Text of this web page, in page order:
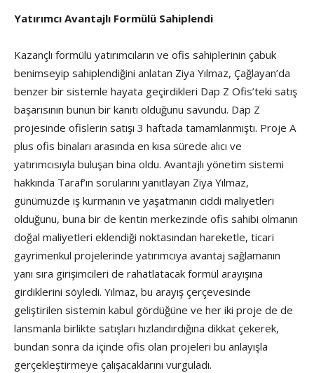
Yatırımcı Avantajlı Formülü Sahiplendi
Kazançlı formülü yatırımcıların ve ofis sahiplerinin çabuk
benimseyip sahiplendiğini anlatan Ziya Yılmaz, Çağlayan’da
benzer bir sistemle hayata geçirdikleri Dap Z Ofis’teki satış
başarısının bunun bir kanıtı olduğunu savundu. Dap Z
projesinde ofislerin satışı 3 haftada tamamlanmıştı. Proje A
plus ofis binaları arasında en kısa sürede alıcı ve
yatırımcısıyla buluşan bina oldu. Avantajlı yönetim sistemi
hakkında Taraf’ın sorularını yanıtlayan Ziya Yılmaz,
günümüzde iş kurmanın ve yaşatmanın ciddi maliyetleri
olduğunu, buna bir de kentin merkezinde ofis sahibi olmanın
doğal maliyetleri eklendiği noktasından hareketle, ticari
gayrimenkul projelerinde yatırımcıya avantaj sağlamanın
yanı sıra girişimcileri de rahatlatacak formül arayışına
girdiklerini söyledi. Yılmaz, bu arayış çerçevesinde
geliştirilen sistemin kabul gördüğüne ve her iki proje de de
lansmanla birlikte satışları hızlandırdığına dikkat çekerek,
bundan sonra da içinde ofis olan projeleri bu anlayışla
gerçekleştirmeye çalışacaklarını vurguladı.